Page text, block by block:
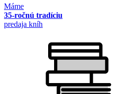
Máme
35-ročnú tradíciu
predaja kníh